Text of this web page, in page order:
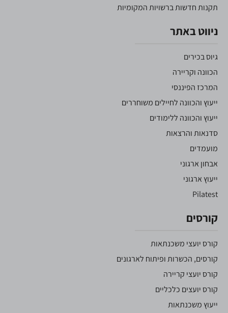
תקנות חדשות ברשויות המקומיות
ניווט באתר
גיוס בכירים
הכוונה וקריירה
המרכז הפיננסי
ייעוץ והכוונה לחיילים משוחררים
ייעוץ והכוונה ללימודים
סדנאות והרצאות
מועמדים
אבחון ארגוני
ייעוץ ארגוני
Pilatest
קורסים
קורס יועצי משכנתאות
קורסים, הכשרות ופיתוח לארגונים
קורס יועצי קריירה
קורס יועצים כלכליים
ייעוץ משכנתאות